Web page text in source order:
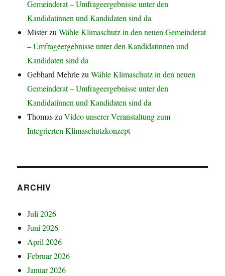
Gemeinderat – Umfrageergebnisse unter den
Kandidatinnen und Kandidaten sind da
MisterzuWähle Klimaschutz in den neuen Gemeinderat
– Umfrageergebnisse unter den Kandidatinnen und
Kandidaten sind da
Gebhard MehrlezuWähle Klimaschutz in den neuen
Gemeinderat – Umfrageergebnisse unter den
Kandidatinnen und Kandidaten sind da
ThomaszuVideo unserer Veranstaltung zum
Integrierten Klimaschutzkonzept
ARCHIV
Juli 2026
Juni 2026
April 2026
Februar 2026
Januar 2026